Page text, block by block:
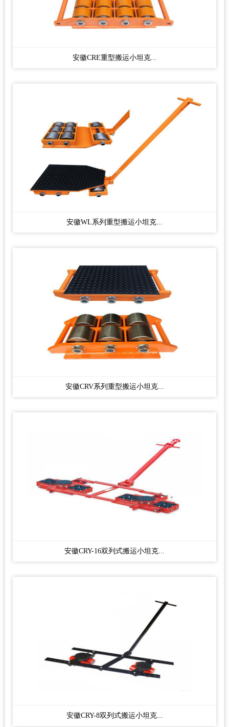
安徽CRE重型搬运小坦克...
安徽WL系列重型搬运小坦克...
安徽CRV系列重型搬运小坦克...
安徽CRY-16双列式搬运小坦克...
安徽CRY-8双列式搬运小坦克...